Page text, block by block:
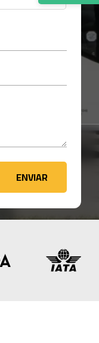
ENVIAR
ENVIAR